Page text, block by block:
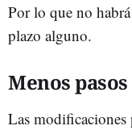
Por lo que no
plazo alguno.
Menos
Las modificaciones